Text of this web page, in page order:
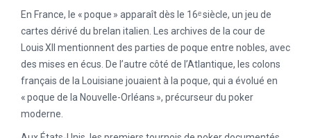
En France, le « poque » apparaît dès le 16ᵉ siècle, un jeu de
cartes dérivé du brelan italien. Les archives de la cour de
Louis XII mentionnent des parties de poque entre nobles, avec
des mises en écus. De l’autre côté de l’Atlantique, les colons
français de la Louisiane jouaient à la poque, qui a évolué en
« poque de la Nouvelle-Orléans », précurseur du poker
moderne.